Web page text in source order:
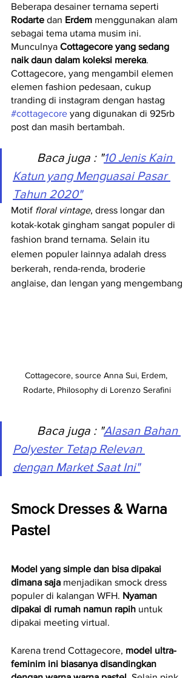
Beberapa desainer ternama seperti
Rodarte dan Erdem menggunakan alam
sebagai tema utama musim ini.
Munculnya Cottagecore yang sedang
naik daun dalam koleksi mereka.
Cottagecore, yang mengambil elemen
elemen fashion pedesaan, cukup
tranding di instagram dengan hastag
#cottagecore yang digunakan di 925rb
post dan masih bertambah.
Baca juga : "10 Jenis Kain
Katun yang Menguasai Pasar
Tahun 2020"
Motif floral vintage, dress longar dan
kotak-kotak gingham sangat populer di
fashion brand ternama. Selain itu
elemen populer lainnya adalah dress
berkerah, renda-renda, broderie
anglaise, dan lengan yang mengembang
Cottagecore, source Anna Sui, Erdem,
Rodarte, Philosophy di Lorenzo Serafini
Baca juga : "Alasan Bahan
Polyester Tetap Relevan
dengan Market Saat Ini"
Smock Dresses & Warna
Pastel
Model yang simple dan bisa dipakai
dimana saja menjadikan smock dress
populer di kalangan WFH. Nyaman
dipakai di rumah namun rapih untuk
dipakai meeting virtual.
Karena trend Cottagecore, model ultra-
feminim ini biasanya disandingkan